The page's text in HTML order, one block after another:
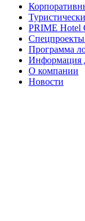
PRIME Hotel
Программа
Информация
О компании
Новости